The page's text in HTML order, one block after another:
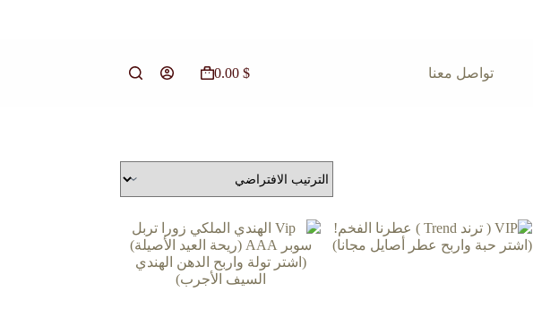
تواصل معنا 0.00$